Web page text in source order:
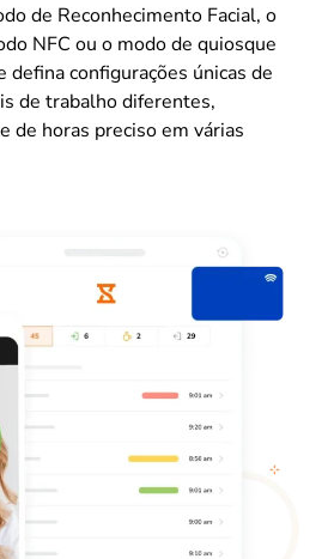
de Reconhecimento Facial, o
NFC ou o modo de quiosque
defina configurações únicas de
de trabalho diferentes,
de horas preciso em várias